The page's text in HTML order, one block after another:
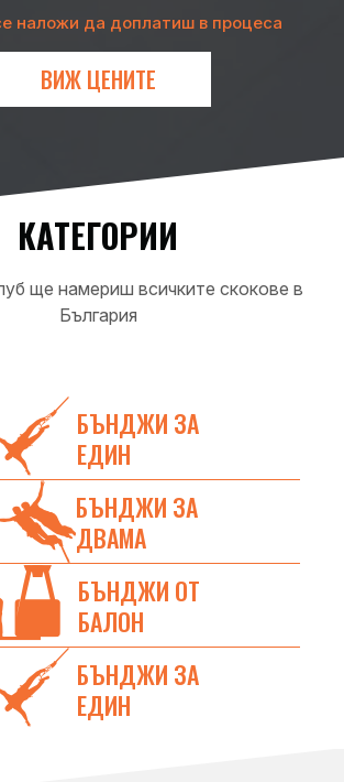
наложи да доплатиш в процеса
ВИЖ ЦЕНИТЕ
КАТЕГОРИИ
ще намериш всичките скокове в
България
БЪНДЖИ ЗА
ЕДИН
БЪНДЖИ ЗА
ДВАМА
БЪНДЖИ ОТ
БАЛОН
БЪНДЖИ ЗА
ЕДИН